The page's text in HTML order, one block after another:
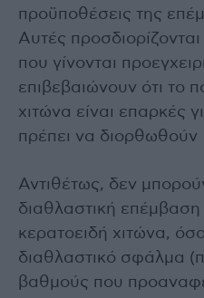
προϋποθέσεις της
Αυτές προσδιορίζονται
που γίνονται
επιβεβαιώνουν ότι το
χιτώνα είναι επαρκές
πρέπει να διορθωθούν
Αντιθέτως, δεν
διαθλαστική επέμβαση
κερατοειδή χιτώνα,
διαθλαστικό σφάλμα
βαθμούς που